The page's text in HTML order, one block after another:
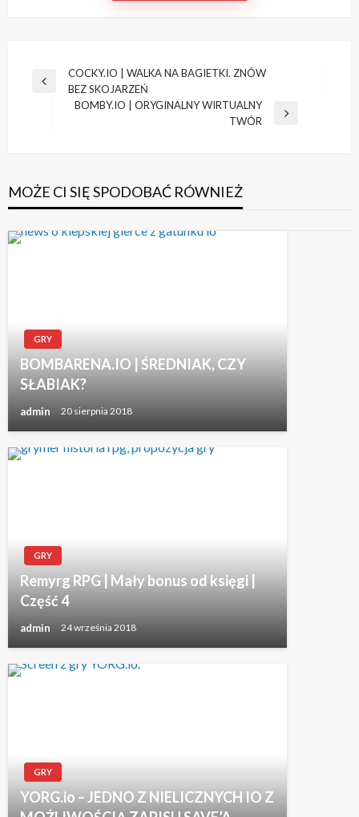
Nawigacja
wpisu
Poprzedni
COCKY.IO | WALKA NA BAGIETKI. ZNÓW
BEZ SKOJARZEŃ
BOMBY.IO | ORYGINALNY WIRTUALNY
TWÓR
MOŻE CI SIĘ SPODOBAĆ RÓWNIEŻ
GRY
BOMBARENA.IO | ŚREDNIAK, CZY
SŁABIAK?
admin 20 sierpnia 2018
GRY
Remyrg RPG | Mały bonus od księgi |
Część 4
admin 24 września 2018
GRY
YORG.io – JEDNO Z NIELICZNYCH IO Z